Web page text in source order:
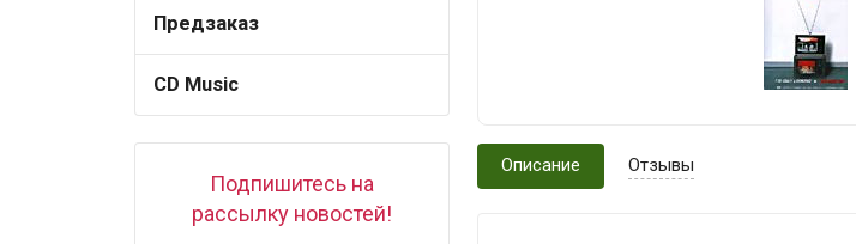
Предзаказ
CD Music
Подпишитесь на
рассылку новостей!
Описание Отзывы